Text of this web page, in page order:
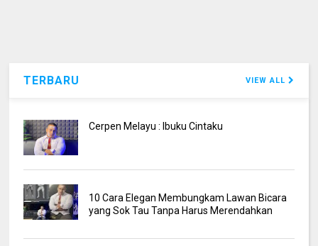
TERBARU VIEW ALL
Cerpen Melayu : Ibuku Cintaku
10 Cara Elegan Membungkam Lawan Bicara
yang Sok Tau Tanpa Harus Merendahkan